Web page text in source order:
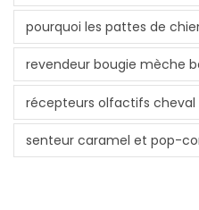
pourquoi les pattes de
revendeur bougie mèche
récepteurs olfactifs cheval
senteur caramel et pop-